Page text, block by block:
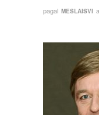
pagal MESLAISVI